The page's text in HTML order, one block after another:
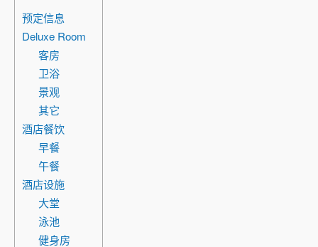
预定信息
Deluxe Room
客房
卫浴
景观
其它
酒店餐饮
早餐
午餐
酒店设施
大堂
泳池
健身房